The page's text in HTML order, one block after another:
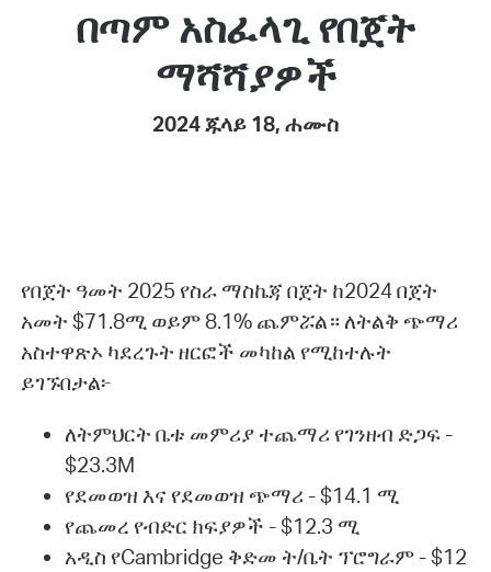
በጣም አስፈላጊ የበጀት
ማሻሻያዎች
2024 ጁላይ 18, ሐሙስ
የበጀት ዓመት 2025 የስራ ማስኬጃ በጀት ከ2024 በጀት
አመት $71.8ሚ ወይም 8.1% ጨምሯል። ለትልቅ ጭማሪ
አስተዋጽኦ ካደረጉት ዘርፎች መካከል የሚከተሉት
ይገኙበታል፦
ለትምህርት ቤቱ መምሪያ ተጨማሪ የገንዘብ ድጋፍ -
$23.3M
የደመወዝ እና የደመወዝ ጭማሪ - $14.1 ሚ
የጨመረ የብድር ክፍያዎች - $12.3 ሚ
አዲስ የCambridge ቅድመ ት/ቤት ፕሮግራም - $12